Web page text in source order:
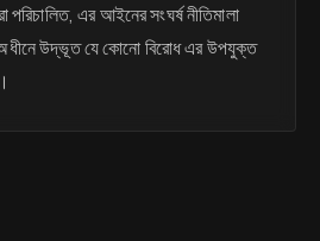
এর আইনের সংঘর্ষ নীতিমালা
অধীনে উদ্ভূত যে কোনো বিরোধ এর উপযুক্ত